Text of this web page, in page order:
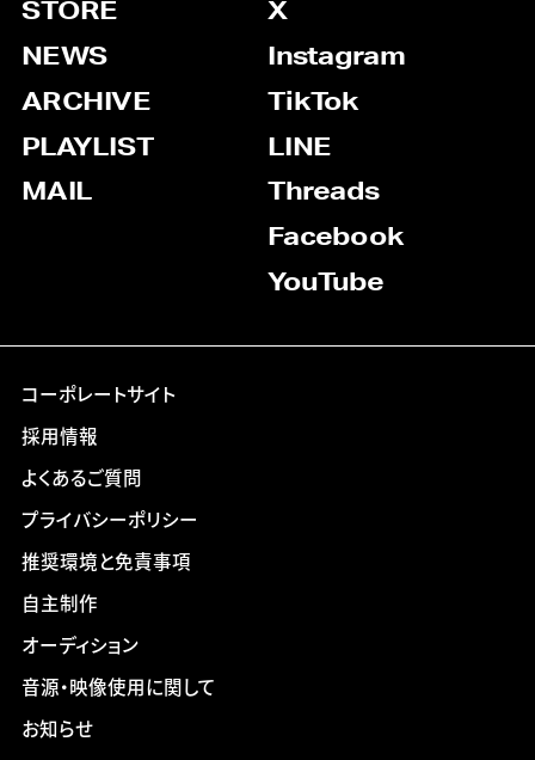
STORE
NEWS
ARCHIVE
PLAYLIST
MAIL
X
Instagram
TikTok
LINE
Threads
Facebook
YouTube
コーポレートサイト
採用情報
よくあるご質問
プライバシーポリシー
推奨環境と免責事項
自主制作
オーディション
音源・映像使用に関して
お知らせ